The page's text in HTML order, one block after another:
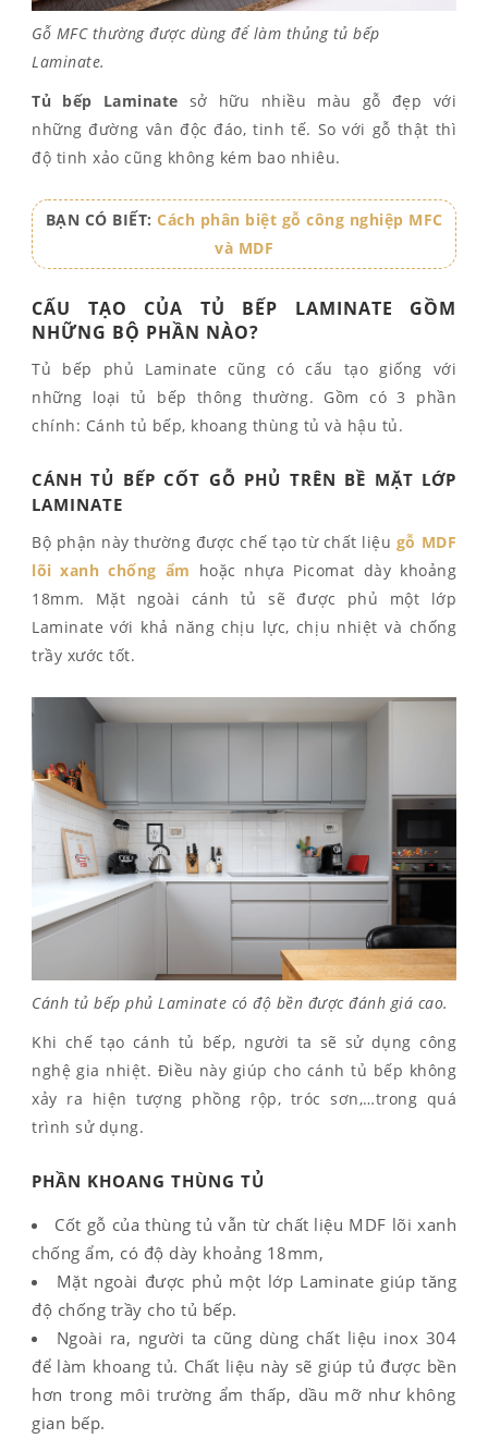
Gỗ MFC thường được dùng để làm thủng tủ bếp
Laminate.
Tủ bếp Laminate sở hữu nhiều màu gỗ đẹp với
những đường vân độc đáo, tinh tế. So với gỗ thật thì
độ tinh xảo cũng không kém bao nhiêu.
BẠN CÓ BIẾT: Cách phân biệt gỗ công nghiệp MFC
và MDF
CẤU TẠO CỦA TỦ BẾP LAMINATE GỒM
NHỮNG BỘ PHẦN NÀO?
Tủ bếp phủ Laminate cũng có cấu tạo giống với
những loại tủ bếp thông thường. Gồm có 3 phần
chính: Cánh tủ bếp, khoang thùng tủ và hậu tủ.
CÁNH TỦ BẾP CỐT GỖ PHỦ TRÊN BỀ MẶT LỚP
LAMINATE
Bộ phận này thường được chế tạo từ chất liệu gỗ MDF
lõi xanh chống ẩm hoặc nhựa Picomat dày khoảng
18mm. Mặt ngoài cánh tủ sẽ được phủ một lớp
Laminate với khả năng chịu lực, chịu nhiệt và chống
trầy xước tốt.
Cánh tủ bếp phủ Laminate có độ bền được đánh giá cao.
Khi chế tạo cánh tủ bếp, người ta sẽ sử dụng công
nghệ gia nhiệt. Điều này giúp cho cánh tủ bếp không
xảy ra hiện tượng phồng rộp, tróc sơn,…trong quá
trình sử dụng.
PHẦN KHOANG THÙNG TỦ
Cốt gỗ của thùng tủ vẫn từ chất liệu MDF lõi xanh
chống ẩm, có độ dày khoảng 18mm,
Mặt ngoài được phủ một lớp Laminate giúp tăng
độ chống trầy cho tủ bếp.
Ngoài ra, người ta cũng dùng chất liệu inox 304
để làm khoang tủ. Chất liệu này sẽ giúp tủ được bền
hơn trong môi trường ẩm thấp, dầu mỡ như không
gian bếp.